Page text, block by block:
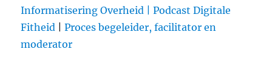
Informatisering Overheid |
Podcast Digitale
Fitheid |Proces begeleider, facilitator en
moderator